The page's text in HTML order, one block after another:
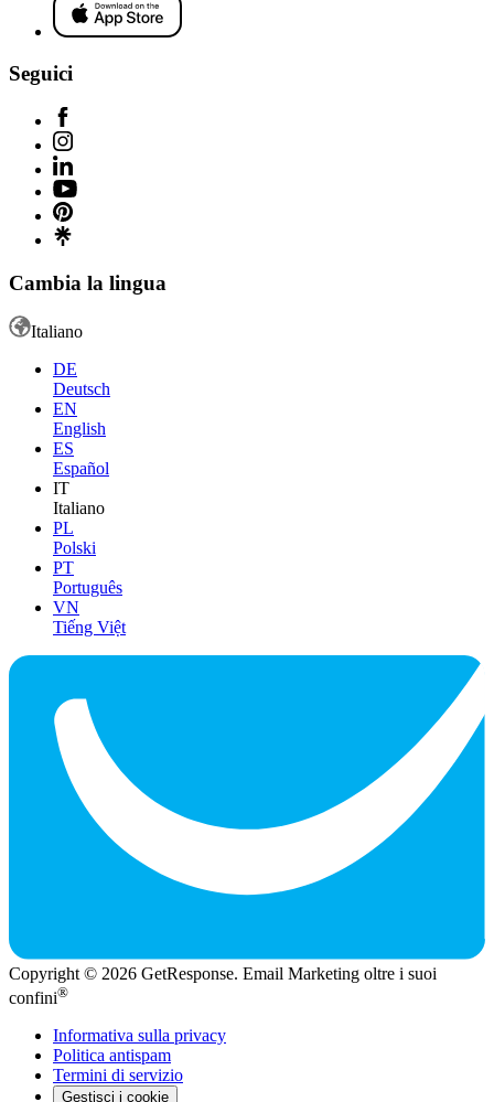
Seguici
Cambia la lingua
Italiano
DE
Deutsch
EN
English
ES
Español
IT
Italiano
PL
Polski
PT
Português
VN
Tiếng Việt
Copyright © 2026 GetResponse. Email Marketing oltre i suoi
confini®
Informativa sulla privacy
Politica antispam
Termini di servizio
Gestisci i cookie